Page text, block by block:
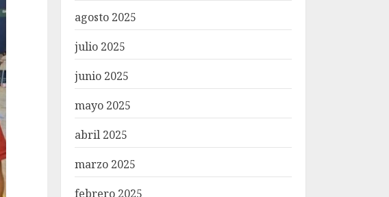
agosto 2025
julio 2025
junio 2025
mayo 2025
abril 2025
marzo 2025
febrero 2025